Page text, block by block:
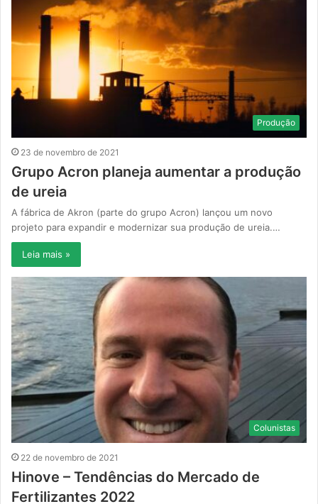
Produção
23 de novembro de 2021
Grupo Acron planeja aumentar a produção
de ureia
A fábrica de Akron (parte do grupo Acron) lançou um novo
projeto para expandir e modernizar sua produção de ureia.…
Leia mais »
Colunistas
22 de novembro de 2021
Hinove – Tendências do Mercado de
Fertilizantes 2022